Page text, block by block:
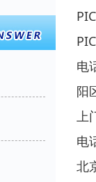
电
阳
上
电
北